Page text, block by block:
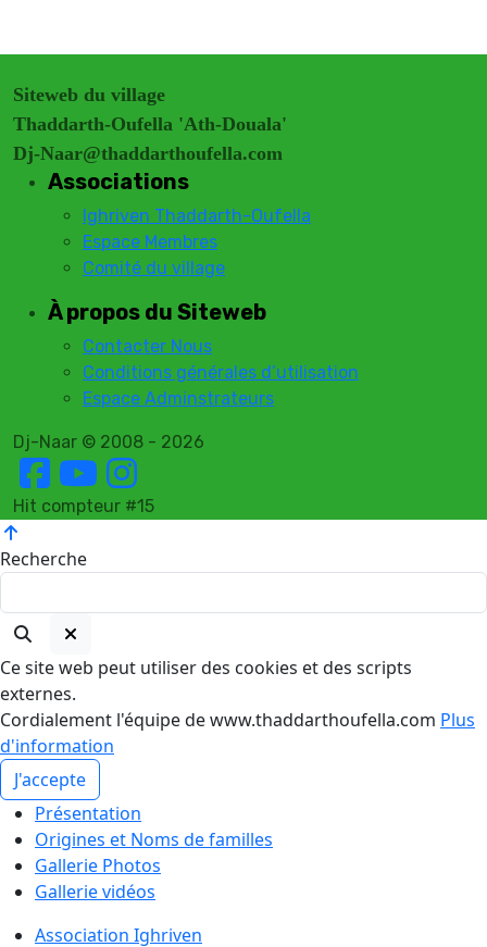
Siteweb du village
Thaddarth-Oufella 'Ath-Douala'
Dj-Naar@thaddarthoufella.com
Associations
Ighriven Thaddarth-Oufella
Espace Membres
Comité du village
À propos du Siteweb
Contacter Nous
Conditions générales d’utilisation
Espace Adminstrateurs
Dj-Naar © 2008 - 2026
Hit compteur #15
Recherche
Ce site web peut utiliser des cookies et des scripts
externes.
Cordialement l'équipe de www.thaddarthoufella.com Plus
d'information
J'accepte
Présentation
Origines et Noms de familles
Gallerie Photos
Gallerie vidéos
Association Ighriven